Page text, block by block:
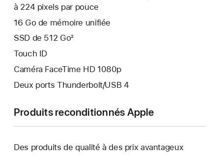
à 224 pixels par pouce
16 Go de mémoire unifiée
SSD de 512 Go²
Touch ID
Caméra FaceTime HD 1080p
Deux ports Thunderbolt/USB 4
Produits reconditionnés Apple
Des produits de qualité à des prix avantageux